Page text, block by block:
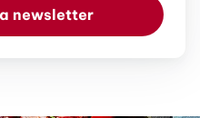
newsletter